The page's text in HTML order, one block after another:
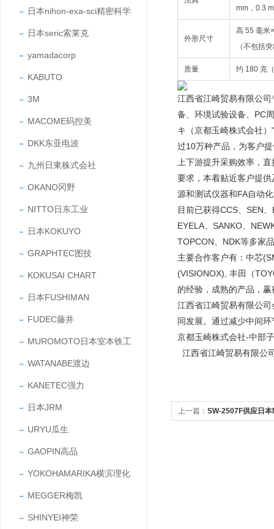
日本nihon-exa-sci精密科学
日本seric索莱克
yamadacorp
KABUTO
3M
MACOME码控美
DKK东亚电波
九州日東株式会社
OKANO冈野
NITTO日东工业
日本KOKUYO
GRAPHTEC图技
KOKUSAI CHART
日本FUSHIMAN
FUDEC藤井
MUROMOTO日本室本铁工
WATANABE渡边
KANETEC强力
日本JRM
URYU瓜生
GAOPIN高品
YOKOHAMARIKA横滨理化
MEGGER梅凯
SHINYEI神荣
mm，0.3
外形尺寸
高 55 毫米
（不包括
质量 约 180 克
江西省江崎贸易有限公
备、环境试验设备、PC
キ（京都玉崎株式会社
过10万种产品，为客户
上下游提升采购效率，
要求，本着贴近客户提
源和测试仪器和FA自动
目前已获得CCS、SEN
EYELA、SANKO、
TOPCON、NDK等多家
主要合作客户有：中芯
(VISIONOX), 丰田（
的经验，成熟的产品，
江西省江崎贸易有限公
同发展。通过减少中间
京都玉崎株式会社-中部
江西省江崎贸易有限公
上一篇： SW-2507F供应日